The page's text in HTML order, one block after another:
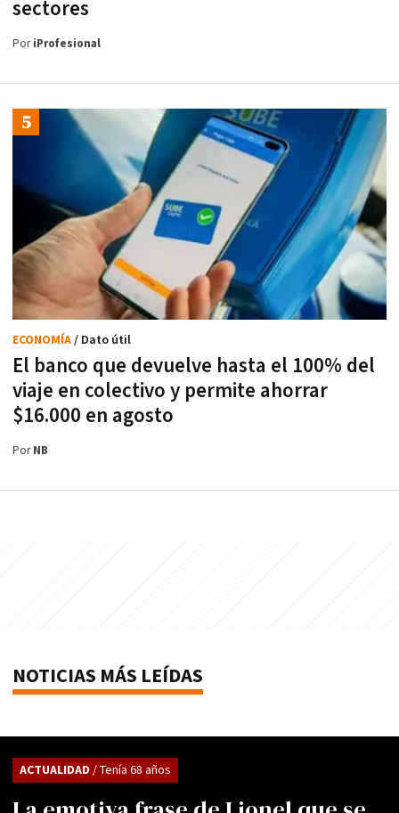
sectores
PoriProfesional
El banco que devuelve hasta el 100% del
viaje en colectivo y permite ahorrar
$16.000 en agosto
ECONOMÍA/ Dato útil
PorNB
NOTICIAS MÁS LEÍDAS
ACTUALIDAD / Tenía 68 años